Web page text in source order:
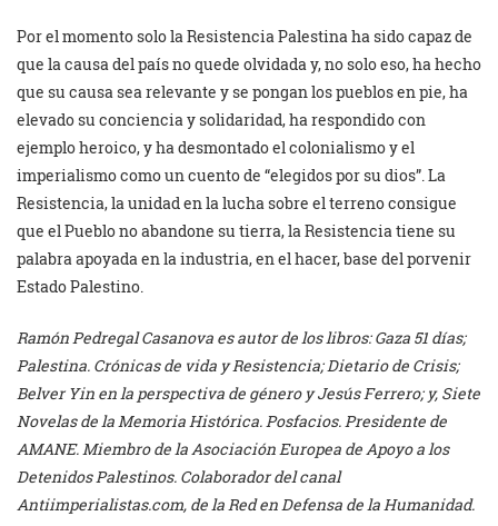
Por el momento solo la Resistencia Palestina ha sido capaz de
que la causa del país no quede olvidada y, no solo eso, ha hecho
que su causa sea relevante y se pongan los pueblos en pie, ha
elevado su conciencia y solidaridad, ha respondido con
ejemplo heroico, y ha desmontado el colonialismo y el
imperialismo como un cuento de “elegidos por su dios”. La
Resistencia, la unidad en la lucha sobre el terreno consigue
que el Pueblo no abandone su tierra, la Resistencia tiene su
palabra apoyada en la industria, en el hacer, base del porvenir
Estado Palestino.
Ramón Pedregal Casanova es autor de los libros: Gaza 51 días;
Palestina. Crónicas de vida y Resistencia; Dietario de Crisis;
Belver Yin en la perspectiva de género y Jesús Ferrero; y, Siete
Novelas de la Memoria Histórica. Posfacios. Presidente de
AMANE. Miembro de la Asociación Europea de Apoyo a los
Detenidos Palestinos. Colaborador del canal
Antiimperialistas.com, de la Red en Defensa de la Humanidad.